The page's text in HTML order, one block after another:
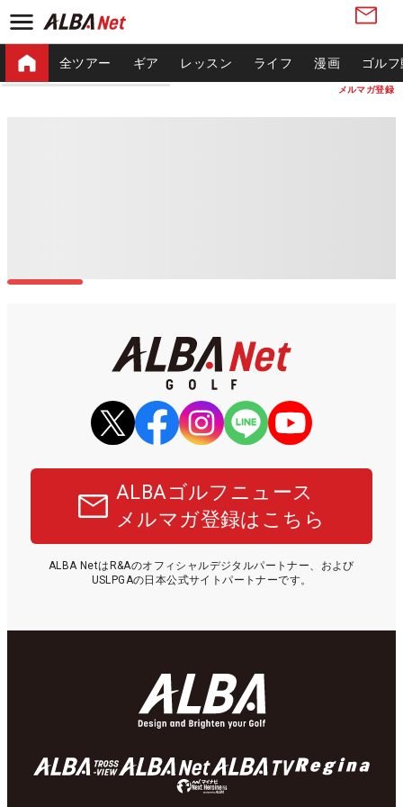
メルマガ登録
全ツアー ギア レッスン ライフ 漫画 ゴル
ALBAゴルフニュース
メルマガ登録はこちら
ALBA NetはR&Aのオフィシャルデジタルパートナー、および
USLPGAの日本公式サイトパートナーです。